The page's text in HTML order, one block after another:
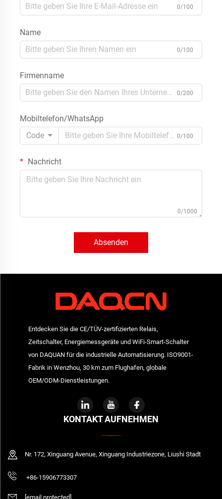
0/100
Name
0/100
Firmenname
0/200
Mobiltelefon/WhatsApp
Code
0/100
Nachricht
0/1000
Absenden
Entdecken Sie die CE/TÜV-zertifizierten Relais,
Zeitschalter, Energiemessgeräte und WiFi-Smart-Schalter
von DAQUAN für die industrielle Automatisierung. ISO9001-
Fabrik in Wenzhou, 30 km zum Flughafen, globale
OEM/ODM-Dienstleistungen.
KONTAKT AUFNEHMEN
Nr. 172, Xinguang Avenue, Xinguang Industriezone, Liushi Stadt
+86-15906773307
[email protected]